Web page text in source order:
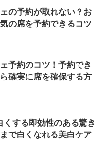
の予約が取れない？お
の席を予約できるコツ
予約のコツ！予約でき
確実に席を確保する方
くする即効性のある驚き
で白くなれる美白ケア